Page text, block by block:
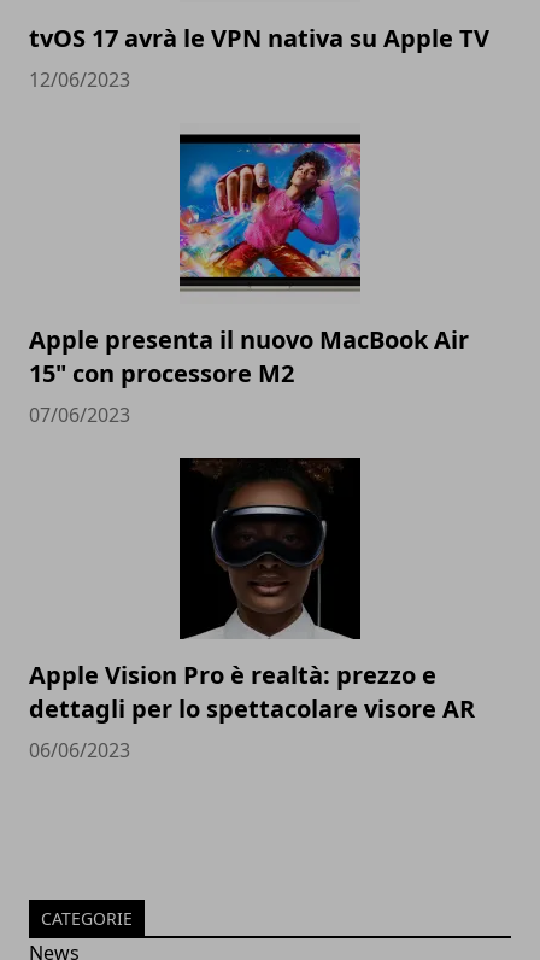
tvOS 17 avrà le VPN nativa su Apple TV
12/06/2023
Apple presenta il nuovo MacBook Air
15" con processore M2
07/06/2023
Apple Vision Pro è realtà: prezzo e
dettagli per lo spettacolare visore AR
06/06/2023
CATEGORIE
News